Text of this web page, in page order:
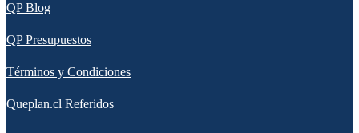
QP Blog
QP Presupuestos
Términos y Condiciones
Queplan.cl Referidos